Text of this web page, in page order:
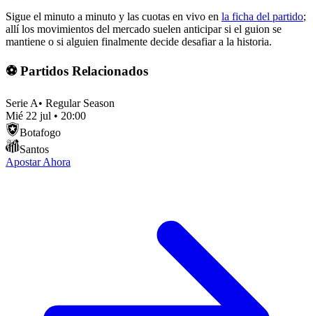
Sigue el minuto a minuto y las cuotas en vivo en la ficha del partido;
allí los movimientos del mercado suelen anticipar si el guion se
mantiene o si alguien finalmente decide desafiar a la historia.
⚽ Partidos Relacionados
Serie A• Regular Season
Mié 22 jul • 20:00
Botafogo
Santos
Apostar Ahora